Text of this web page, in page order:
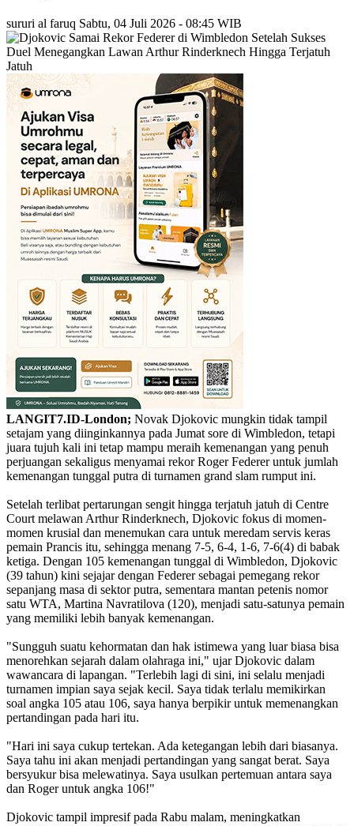
sururi al faruq Sabtu, 04 Juli 2026 - 08:45 WIB
LANGIT7.ID-London; Novak Djokovic mungkin tidak tampil
setajam yang diinginkannya pada Jumat sore di Wimbledon, tetapi
juara tujuh kali ini tetap mampu meraih kemenangan yang penuh
perjuangan sekaligus menyamai rekor Roger Federer untuk jumlah
kemenangan tunggal putra di turnamen grand slam rumput ini.
Setelah terlibat pertarungan sengit hingga terjatuh jatuh di Centre
Court melawan Arthur Rinderknech, Djokovic fokus di momen-
momen krusial dan menemukan cara untuk meredam servis keras
pemain Prancis itu, sehingga menang 7-5, 6-4, 1-6, 7-6(4) di babak
ketiga. Dengan 105 kemenangan tunggal di Wimbledon, Djokovic
(39 tahun) kini sejajar dengan Federer sebagai pemegang rekor
sepanjang masa di sektor putra, sementara mantan petenis nomor
satu WTA, Martina Navratilova (120), menjadi satu-satunya pemain
yang memiliki lebih banyak kemenangan.
"Sungguh suatu kehormatan dan hak istimewa yang luar biasa bisa
menorehkan sejarah dalam olahraga ini," ujar Djokovic dalam
wawancara di lapangan. "Terlebih lagi di sini, ini selalu menjadi
turnamen impian saya sejak kecil. Saya tidak terlalu memikirkan
soal angka 105 atau 106, saya hanya berpikir untuk memenangkan
pertandingan pada hari itu.
"Hari ini saya cukup tertekan. Ada ketegangan lebih dari biasanya.
Saya tahu ini akan menjadi pertandingan yang sangat berat. Saya
bersyukur bisa melewatinya. Saya usulkan pertemuan antara saya
dan Roger untuk angka 106!"
Djokovic tampil impresif pada Rabu malam, meningkatkan